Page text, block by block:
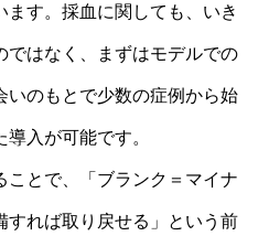
ます。採血に関しても、いき
ではなく、まずはモデルでの
いのもとで少数の症例から始
入が可能です。
ことで、「ブランク＝マイナ
すれば取り戻せる」という前